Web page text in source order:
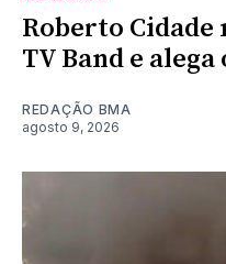
Roberto Cidade
TV Band e
REDAÇÃO BMA
agosto 9, 2026